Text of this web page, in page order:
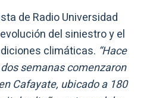
de Radio Universidad
del siniestro y el
climáticas. “Hace
semanas comenzaron
Cafayate, ubicado a 180